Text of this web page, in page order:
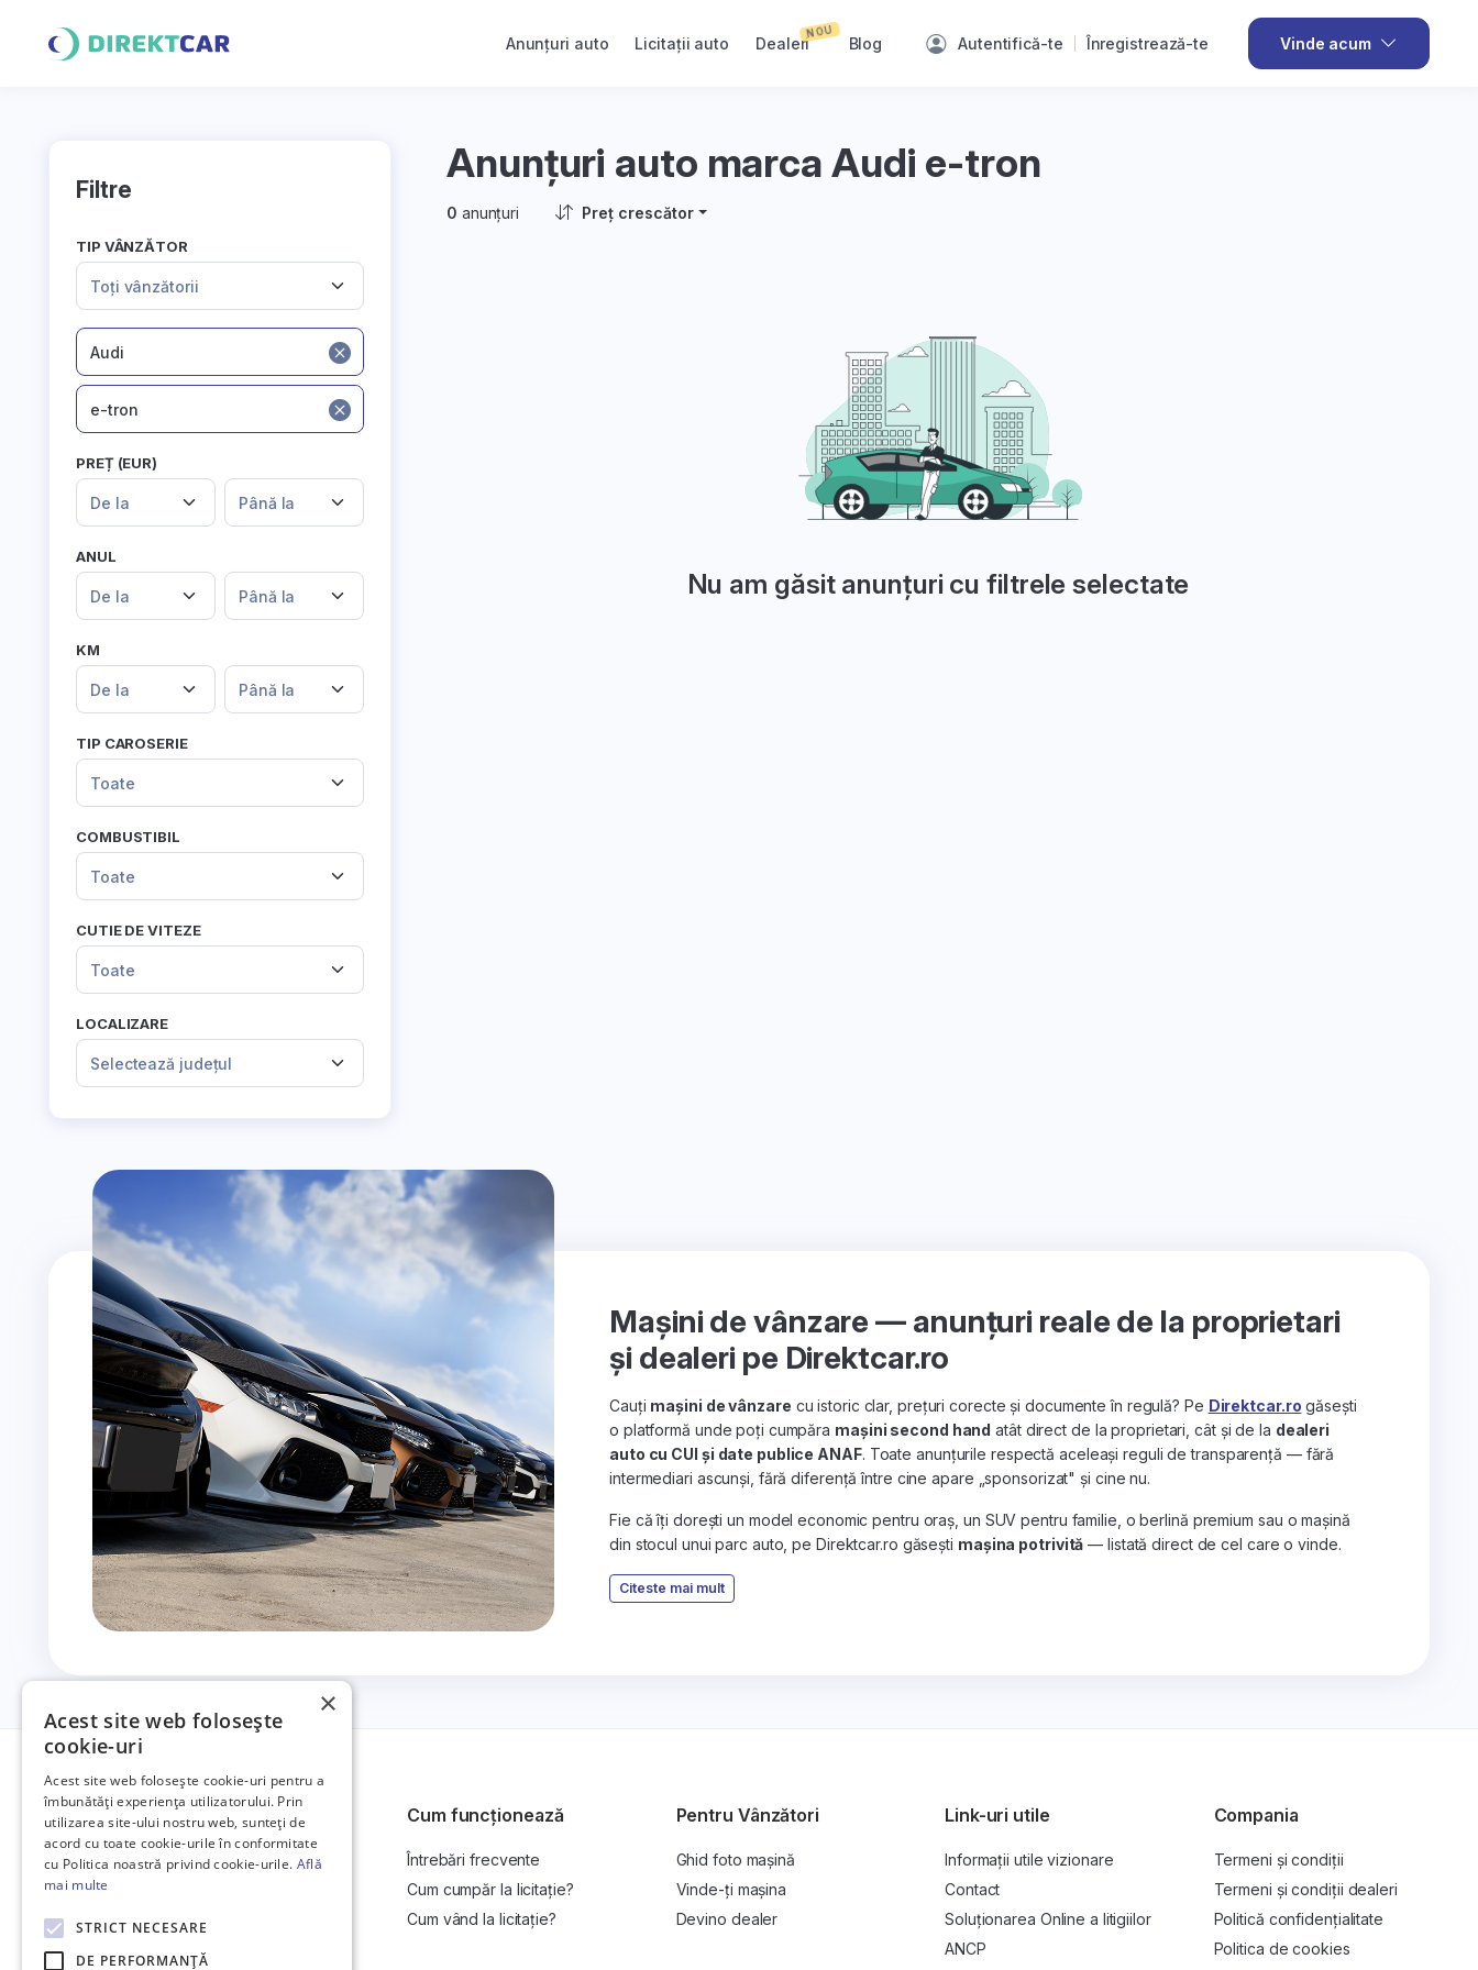
Anunțuri auto Licitații auto Dealeri
NOU
Blog Autentifică-te Înregistrează-te Vinde acum
Filtre
TIP VÂNZĂTOR
Toți vânzătorii
Audi
e-tron
PREȚ (EUR)
De la Până la
ANUL
De la Până la
KM
De la Până la
TIP CAROSERIE
Toate
COMBUSTIBIL
Toate
CUTIE DE VITEZE
Toate
LOCALIZARE
Selectează județul
Anunțuri auto marca Audi e-tron
0 anunțuri Preț crescător
Nu am găsit anunțuri cu filtrele selectate
Mașini de vânzare — anunțuri reale de la proprietari
și dealeri pe Direktcar.ro
Cauți mașini de vânzare cu istoric clar, prețuri corecte și documente în regulă? Pe Direktcar.ro găsești
o platformă unde poți cumpăra mașini second hand atât direct de la proprietari, cât și de la dealeri
auto cu CUI și date publice ANAF. Toate anunțurile respectă aceleași reguli de transparență — fără
intermediari ascunși, fără diferență între cine apare „sponsorizat" și cine nu.
Fie că îți dorești un model economic pentru oraș, un SUV pentru familie, o berlină premium sau o mașină
din stocul unui parc auto, pe Direktcar.ro găsești mașina potrivită — listată direct de cel care o vinde.
Citeste mai mult
Platformă de anunțuri auto și licitații
auto online.
Cum funcționează
Întrebări frecvente
Cum cumpăr la licitație?
Cum vând la licitație?
Pentru Vânzători
Ghid foto mașină
Vinde-ți mașina
Devino dealer
Link-uri utile
Informații utile vizionare
Contact
Soluționarea Online a litigiilor
ANCP
Compania
Termeni și condiții
Termeni și condiții dealeri
Politică confidențialitate
Politica de cookies
×
Acest site web folosește
cookie-uri
Acest site web folosește cookie-uri pentru a
îmbunătăți experiența utilizatorului. Prin
utilizarea site-ului nostru web, sunteți de
acord cu toate cookie-urile în conformitate
cu Politica noastră privind cookie-urile. Află
mai multe
STRICT NECESARE
DE PERFORMANȚĂ